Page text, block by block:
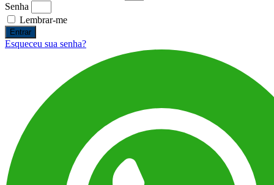
Senha
Lembrar-me
Entrar
Esqueceu sua senha?